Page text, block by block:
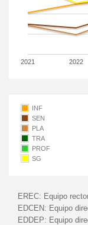
2021 2022
INF
SEN
PLA
TRA
PROF
SG
EREC: Equipo
EDCEN: Equipo
EDDEP: Equipo